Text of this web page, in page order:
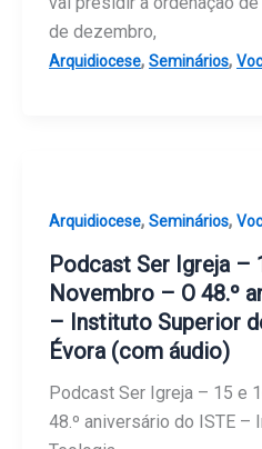
de dezembro,
Arquidiocese, Seminários,
Arquidiocese, Seminários,
Podcast Ser Igreja –
Novembro – O 48.º
– Instituto Superior
Évora (com áudio)
Podcast Ser Igreja – 15 e
48.º aniversário do ISTE –